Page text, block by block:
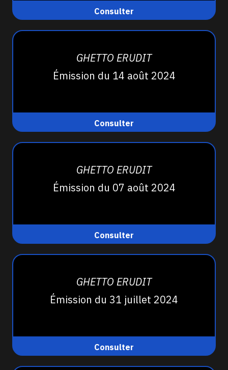
Consulter
GHETTO ERUDIT
Émission du 14 août 2024
Consulter
GHETTO ERUDIT
Émission du 07 août 2024
Consulter
GHETTO ERUDIT
Émission du 31 juillet 2024
Consulter